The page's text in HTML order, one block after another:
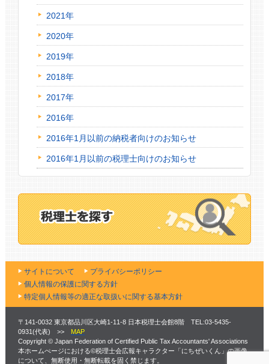
2021年
2020年
2019年
2018年
2017年
2016年
2016年1月以前の納税者向けのお知らせ
2016年1月以前の税理士向けのお知らせ
サイトについて
プライバシーポリシー
個人情報の保護に関する方針
特定個人情報等の適正な取扱いに関する基本方針
〒141-0032 東京都品川区大崎1-11-8 日本税理士会館8階 TEL:03-5435-
0931(代表) >> MAP
Copyright © Japan Federation of Certified Public Tax Accountants' Associations
本ホームぺージにおける©税理士会広報キャラクター「にちぜいくん」の画像
について、無断使用・無断転載を固く禁じます。